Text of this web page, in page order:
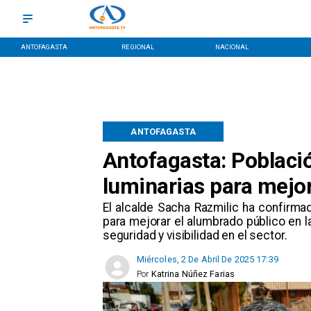
ANTOFAGASTA REGIONAL NACIONAL
Antofagasta:
luminarias para
​El alcalde Sacha Razmilic ha
para mejorar el alumbrado público en
seguridad y visibilidad en el sector.
ANTOFAGASTA
Miércoles, 2 De Abril De 2025 17:39
Katrina Núñez Farias
Por